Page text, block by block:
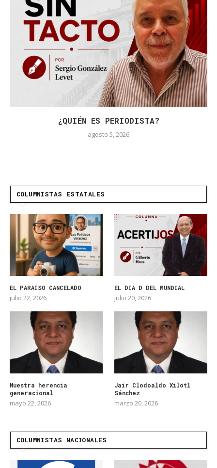
¿QUIÉN ES PERIODISTA?
agosto 5, 2026
COLUMNISTAS ESTATALES
EL PARAÍSO CANCELADO
julio 22, 2026
EL DIA D DEL MUNDIAL
julio 20, 2026
Nuestra herencia
generacional
mayo 22, 2026
Jair Clodoaldo Xilotl
Sánchez
marzo 20, 2026
COLUMNISTAS NACIONALES